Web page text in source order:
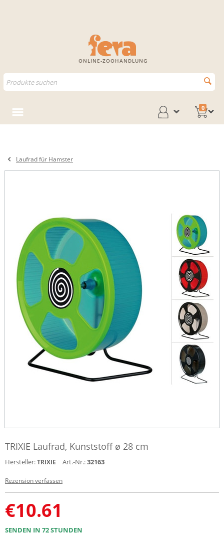
ONLINE-ZOOHANDLUNG
0
Laufrad für Hamster
TRIXIE Laufrad, Kunststoff ø 28 cm
Hersteller:TRIXIE Art.-Nr.:32163
Rezension verfassen
€10.61
SENDEN IN 72 STUNDEN